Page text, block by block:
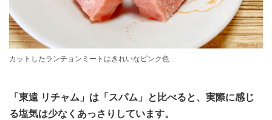
カットしたランチョンミートはきれいなピンク色
「東遠 リチャム」は「スパム」と比べると、実際に感じ
る塩気は少なくあっさりしています。